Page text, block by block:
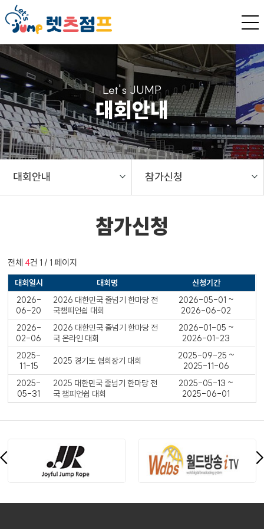
Let's JUMP
대회안내
대회안내 참가신청
참가신청
전체 4건 1 / 1 페이지
대회일시 대회명
신청기간
2026-
06-20
2026 대한민국 줄넘기 한마당 전
국챔피언쉽 대회
2026-05-01 ~
2026-06-02
2026-
02-06
2026 대한민국 줄넘기 한마당 전
국 온라인 대회
2026-01-05 ~
2026-01-23
2025-
11-15
2025 경기도 협회장기 대회
2025-09-25 ~
2025-11-06
2025-
05-31
2025 대한민국 줄넘기 한마당 전
국 챔피언쉽 대회
2025-05-13 ~
2025-06-01